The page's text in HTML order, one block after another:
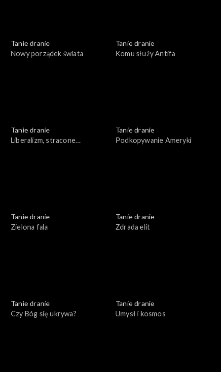
Tanie dranie
Nowy porządek świata
Tanie dranie
Komu służy Antifa
Tanie dranie
Liberalizm, stracone
Tanie dranie
Podkopywanie Ameryki
Tanie dranie
Zielona fala
Tanie dranie
Zdrada elit
Tanie dranie
Czy Bóg się ukrywa?
Tanie dranie
Umysł i kosmos